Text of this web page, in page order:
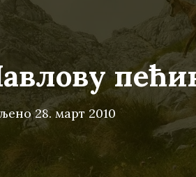
28. март 2010